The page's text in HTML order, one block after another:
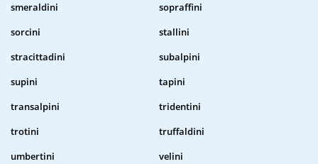
smeraldini
sopraffini
sorcini
stallini
stracittadini
subalpini
supini
tapini
transalpini
tridentini
trotini
truffaldini
umbertini
velini